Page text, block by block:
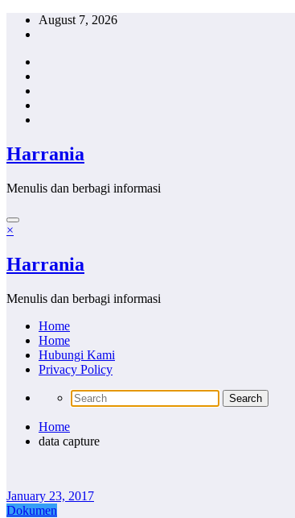
Skip
August 7, 2026
Harrania
Menulis dan berbagi informasi
×
Harrania
Menulis dan berbagi informasi
Home
Home
Hubungi Kami
Privacy Policy
Home
data capture
January 23, 2017
Dokumen